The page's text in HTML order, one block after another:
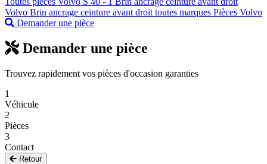
Volvo Brin ancrage ceinture avant droit toutes marques Pièces Volvo
Demander une pièce
Demander une pièce
Trouvez rapidement vos pièces d'occasion garanties
1
Véhicule
2
Pièces
3
Contact
Retour